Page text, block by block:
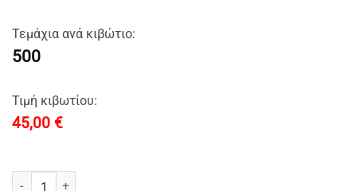
Τεμάχια ανά κιβώτιο:
500
Τιμή κιβωτίου:
45,00 €
SEA & SKY ECONOMY-Σαπούνι Παραλληλογραμμο/Soap Bar 15gr